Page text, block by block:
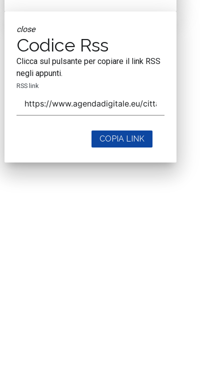
close
Codice Rss
Clicca sul pulsante per copiare il link RSS
negli appunti.
RSS link
COPIA LINK